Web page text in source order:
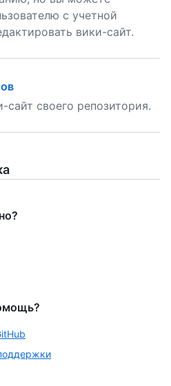
с учетной
вики-сайт.
своего репозитория.